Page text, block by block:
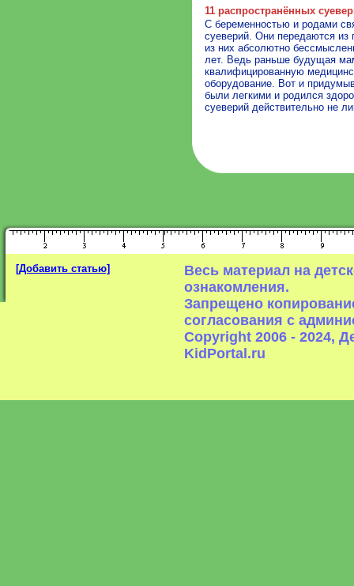
11 распространённых
С беременностью и родами
суеверий. Они передаются из
из них абсолютно
лет. Ведь раньше будущая
квалифицированную
оборудование. Вот и
были легкими и родился
суеверий действительно не
[Добавить статью]
Весь материал на
ознакомления.
Запрещено
согласования с
Copyright 2006 - 2024,
KidPortal.ru